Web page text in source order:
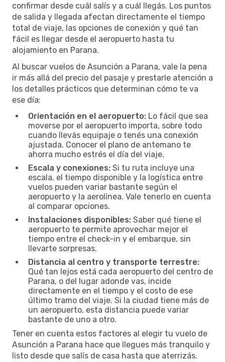
confirmar desde cuál salís y a cuál llegás. Los puntos
de salida y llegada afectan directamente el tiempo
total de viaje, las opciones de conexión y qué tan
fácil es llegar desde el aeropuerto hasta tu
alojamiento en Parana.
Al buscar vuelos de Asunción a Parana, vale la pena
ir más allá del precio del pasaje y prestarle atención a
los detalles prácticos que determinan cómo te va
ese día:
Orientación en el aeropuerto: Lo fácil que sea
moverse por el aeropuerto importa, sobre todo
cuando llevás equipaje o tenés una conexión
ajustada. Conocer el plano de antemano te
ahorra mucho estrés el día del viaje.
Escala y conexiones: Si tu ruta incluye una
escala, el tiempo disponible y la logística entre
vuelos pueden variar bastante según el
aeropuerto y la aerolínea. Vale tenerlo en cuenta
al comparar opciones.
Instalaciones disponibles: Saber qué tiene el
aeropuerto te permite aprovechar mejor el
tiempo entre el check-in y el embarque, sin
llevarte sorpresas.
Distancia al centro y transporte terrestre:
Qué tan lejos está cada aeropuerto del centro de
Parana, o del lugar adonde vas, incide
directamente en el tiempo y el costo de ese
último tramo del viaje. Si la ciudad tiene más de
un aeropuerto, esta distancia puede variar
bastante de uno a otro.
Tener en cuenta estos factores al elegir tu vuelo de
Asunción a Parana hace que llegues más tranquilo y
listo desde que salís de casa hasta que aterrizás.